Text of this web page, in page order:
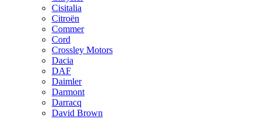
Cisitalia
Citroën
Commer
Cord
Crossley Motors
Dacia
DAF
Daimler
Darmont
Darracq
David Brown